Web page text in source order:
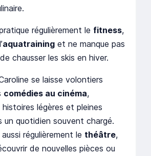
régulièrement le fitness,
aquatraining et ne manque pas
chausser les skis en hiver.
se laisse volontiers
comédies au cinéma,
légères et pleines
un quotidien souvent chargé.
régulièrement le théâtre,
de nouvelles pièces ou